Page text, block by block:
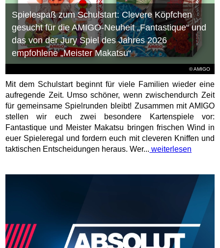
© AMIGO
Spielespaß zum Schulstart: Clevere Köpfchen
gesucht für die AMIGO-Neuheit „Fantastique“ und
das von der Jury Spiel des Jahres 2026
empfohlene „Meister Makatsu“
Mit dem Schulstart beginnt für viele Familien wieder eine
aufregende Zeit. Umso schöner, wenn zwischendurch Zeit
für gemeinsame Spielrunden bleibt! Zusammen mit AMIGO
stellen wir euch zwei besondere Kartenspiele vor:
Fantastique und Meister Makatsu bringen frischen Wind in
euer Spieleregal und fordern euch mit cleveren Kniffen und
taktischen Entscheidungen heraus. Wer... weiterlesen